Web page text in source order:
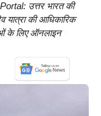
उत्तर भारत की
यात्रा की आधिकारिक
के लिए ऑनलाइन